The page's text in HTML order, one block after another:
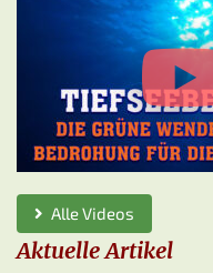
Alle Videos
Aktuelle Artikel